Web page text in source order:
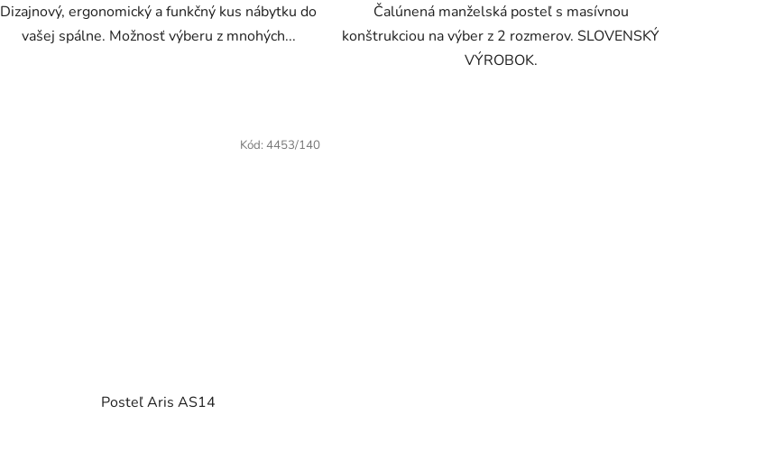
5
hviezdičiek.
Dizajnový, ergonomický a funkčný kus nábytku do
vašej spálne. Možnosť výberu z mnohých...
Čalúnená manželská posteľ s masívnou
konštrukciou na výber z 2 rozmerov. SLOVENSKÝ
VÝROBOK.
Posteľ Aris AS14
Kód: 4453/140